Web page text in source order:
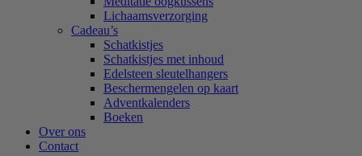
Lichaamsverzorging
Cadeau’s
Schatkistjes
Schatkistjes met inhoud
Edelsteen sleutelhangers
Beschermengelen op kaart
Adventkalenders
Boeken
Over ons
Contact